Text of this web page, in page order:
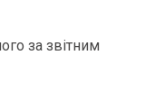
за звітним